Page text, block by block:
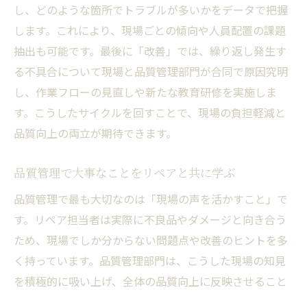
し、どのような箇所でトラブルが多いかをデータで把握
します。これにより、現場ごとの傾向や人員配置の課題
抽出も可能です。最後に「改善」では、繰り返し発生す
る不具合について現場と品質管理部門が合同で原因究明
し、作業フローの見直しや新たな教育研修を実施しま
す。こうしたサイクルを回すことで、現場の負担軽減と
品質向上の両立が期待できます。
品質管理で大事なことをリペアと共に学ぶ
品質管理で最も大切なのは「現場の声を活かすこと」で
す。リペア担当者は実際に不良品やダメージと向き合う
ため、現場でしか分からない問題点や改善のヒントを多
く持っています。品質管理部門は、こうした現場の知見
を積極的に吸い上げ、全体の品質向上に反映させること